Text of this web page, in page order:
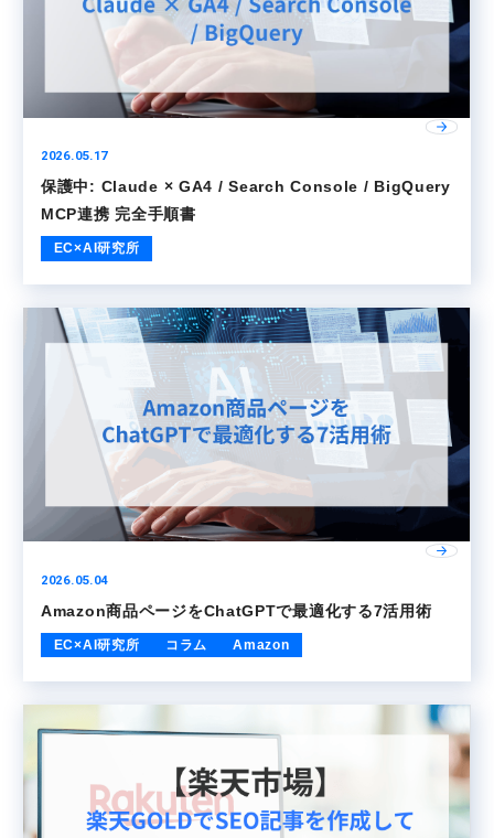
2026.05.17
保護中: Claude × GA4 / Search Console / BigQuery
MCP連携 完全手順書
EC×AI研究所
2026.05.04
Amazon商品ページをChatGPTで最適化する7活用術
EC×AI研究所 コラム Amazon